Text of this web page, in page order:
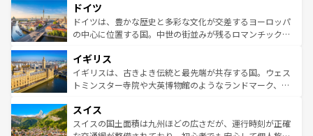
の城塞都市、穏やかなビーチリゾートまで多彩な表情を見
せる。地方によって風土や気候が異なるスペインはその個
性で訪れる人を魅了する。 なお、新着のスペイン情報はコ
で、幅広い魅力が詰まっている。華麗な宮殿、歴史的な大
聖堂、美しいビーチ、そして豊かな自然が、訪れる者を心
から魅了する。また、フランスは美食の国としても知ら
いる。シャンパンの発祥地であるランス、プロヴァンスの
香り高いラベンダー畑など、多彩な楽しみ方が可能だ。さ
らに、パリ以外の地域にも魅力が溢れており、どの街角に
れる地方に足を運ぶとそれぞれで全く異なる文化を体験で
きるだろう。 なお、新着のフランス情報はコンテンツ一覧
を参照してほしい。
ドイツ
ドイツは、豊かな歴史と多彩な文化が交差するヨーロッパ
の中心に位置する国。中世の街並みが残るロマンチック街
顔を持つこの国は、どこを歩いても飽きることがない。ベ
ルリンの文化的活気、バイエルン州のアルプスの絶景、そ
してライン川沿いのワイン畑といった風景は必見。ビール
は、お酒好きな人にはぜひ体験してほしい。 なお、新着の
ドイツ情報はコンテンツ一覧を参照してほしい。
イギリス
イギリスは、古きよき伝統と最先端が共存する国。ウェス
トミンスター寺院や大英博物館のようなランドマーク、歴
リアごとに異なる魅力がある。また、優雅なアフタヌーン
ティー、ビール好きにはたまらない英国パブ、サッカー観
スイス
スイスの国土面積は九州ほどの広さだが、運行時刻が正確